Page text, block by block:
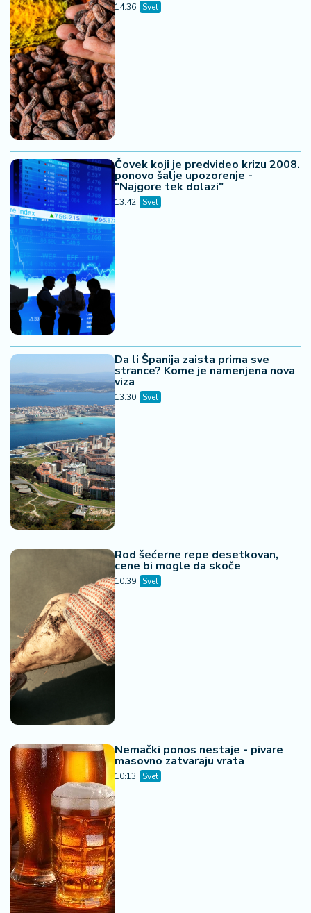
14:36 Svet
Čovek koji je predvideo krizu 2008.
ponovo šalje upozorenje -
"Najgore tek dolazi"
13:42 Svet
Da li Španija zaista prima sve
strance? Kome je namenjena nova
viza
13:30 Svet
Rod šećerne repe desetkovan,
cene bi mogle da skoče
10:39 Svet
Nemački ponos nestaje - pivare
masovno zatvaraju vrata
10:13 Svet